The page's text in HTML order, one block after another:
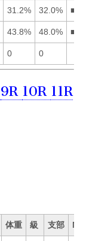
31.2% 32.0%
43.8% 48.0%
0 0
9R 10R 11R
体重 級 支部 Mo